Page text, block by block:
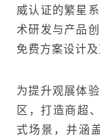
威认证的繁星
术研发与产品
免费方案设计及
为提升观展体
区，打造商超
式场景，并涵